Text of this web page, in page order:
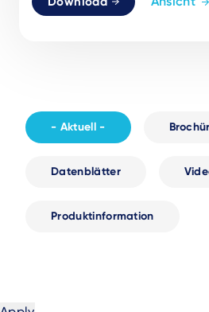
- Aktuell -
Datenblätter
Produktinformation